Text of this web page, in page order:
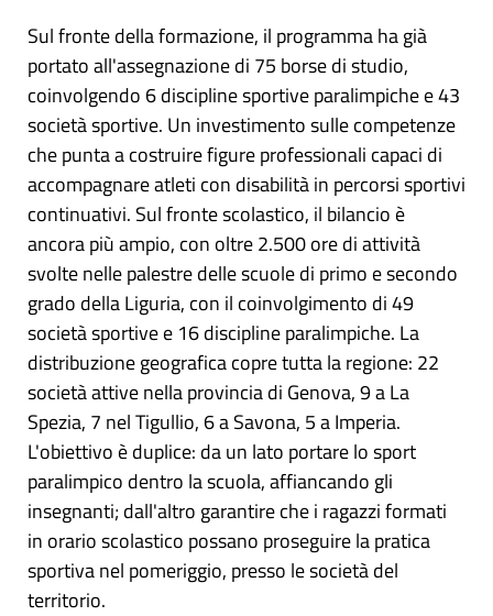
Sul fronte della formazione, il programma ha già
portato all'assegnazione di 75 borse di studio,
coinvolgendo 6 discipline sportive paralimpiche e 43
società sportive. Un investimento sulle competenze
che punta a costruire figure professionali capaci di
accompagnare atleti con disabilità in percorsi sportivi
continuativi. Sul fronte scolastico, il bilancio è
ancora più ampio, con oltre 2.500 ore di attività
svolte nelle palestre delle scuole di primo e secondo
grado della Liguria, con il coinvolgimento di 49
società sportive e 16 discipline paralimpiche. La
distribuzione geografica copre tutta la regione: 22
società attive nella provincia di Genova, 9 a La
Spezia, 7 nel Tigullio, 6 a Savona, 5 a Imperia.
L'obiettivo è duplice: da un lato portare lo sport
paralimpico dentro la scuola, affiancando gli
insegnanti; dall'altro garantire che i ragazzi formati
in orario scolastico possano proseguire la pratica
sportiva nel pomeriggio, presso le società del
territorio.